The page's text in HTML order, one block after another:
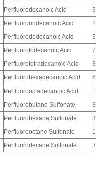
Perfluorodecanoic Acid
Perfluoroundecanoic Acid
Perfluorododecanoic Acid
Perfluorotridecanoic Acid
Perfluorotetradecanoic Acid
Perfluorohexadecanoic Acid
Perfluorooctadecanoic Acid
Perfluorobutane Sulfonate
Perfluorohexane Sulfonate
Perfluorooctane Sulfonate
Perfluorodecane Sulfonate